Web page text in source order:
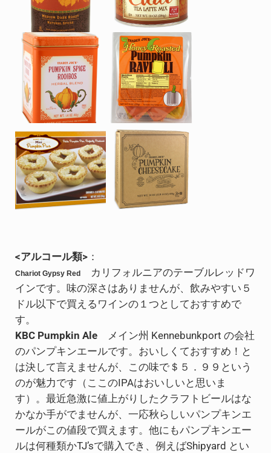
<アルコール類>：
Chariot Gypsy Redカリフォルニアのテーブルレッドワ
インです。味の深さはありませんが、飲みやすい５
ドル以下で買えるワインの１つとしておすすめで
す。
KBC Pumpkin Aleメイン州 Kennebunkport の会社
のパンプキンエールです。おいしくておすすめ！と
は決して言えませんが、この味で＄５．９９という
のが魅力です（ここのIPAはおいしいと思いま
す）。最近急激に値上がりしたクラフトビールはな
かなか手がでませんが、一応秋らしいパンプキンエ
ールがこの値段で買えます。他にもパンプキンエー
ルは何種類かTJ’sで購入でき、例えばShipyard とい